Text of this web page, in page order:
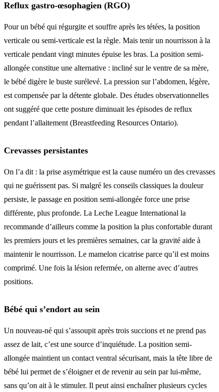
Reflux gastro-œsophagien (RGO)
Pour un bébé qui régurgite et souffre après les tétées, la position
verticale ou semi-verticale est la règle. Mais tenir un nourrisson à la
verticale pendant vingt minutes épuise les bras. La position semi-
allongée constitue une alternative : incliné sur le ventre de sa mère,
le bébé digère le buste surélevé. La pression sur l’abdomen, légère,
est compensée par la détente globale. Des études observationnelles
ont suggéré que cette posture diminuait les épisodes de reflux
pendant l’allaitement (Breastfeeding Resources Ontario).
Crevasses persistantes
On l’a dit : la prise asymétrique est la cause numéro un des crevasses
qui ne guérissent pas. Si malgré les conseils classiques la douleur
persiste, le passage en position semi-allongée force une prise
différente, plus profonde. La Leche League International la
recommande d’ailleurs comme la position la plus confortable durant
les premiers jours et les premières semaines, car la gravité aide à
maintenir le nourrisson. Le mamelon cicatrise parce qu’il est moins
comprimé. Une fois la lésion refermée, on alterne avec d’autres
positions.
Bébé qui s’endort au sein
Un nouveau-né qui s’assoupit après trois succions et ne prend pas
assez de lait, c’est une source d’inquiétude. La position semi-
allongée maintient un contact ventral sécurisant, mais la tête libre de
bébé lui permet de s’éloigner et de revenir au sein par lui-même,
sans qu’on ait à le stimuler. Il peut ainsi enchaîner plusieurs cycles